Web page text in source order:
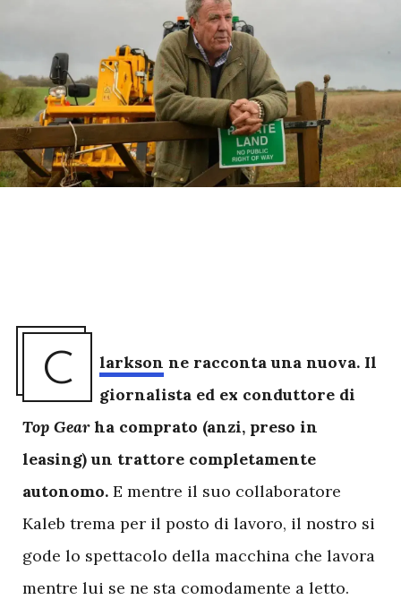
C larkson ne racconta una nuova. Il
giornalista ed ex conduttore di
Top Gearha comprato (anzi, preso in
leasing) un trattore completamente
autonomo. E mentre il suo collaboratore
Kaleb trema per il posto di lavoro, il nostro si
gode lo spettacolo della macchina che lavora
mentre lui se ne sta comodamente a letto.